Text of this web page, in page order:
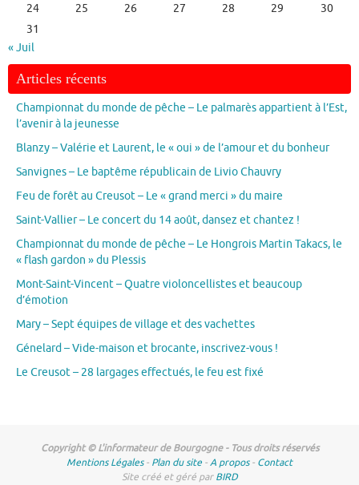
24
25 26 27 28 29
30
31
« Juil
Articles récents
Championnat du monde de pêche – Le palmarès appartient à l’Est,
l’avenir à la jeunesse
Blanzy – Valérie et Laurent, le « oui » de l’amour et du bonheur
Sanvignes – Le baptême républicain de Livio Chauvry
Feu de forêt au Creusot – Le « grand merci » du maire
Saint-Vallier – Le concert du 14 août, dansez et chantez !
Championnat du monde de pêche – Le Hongrois Martin Takacs, le
« flash gardon » du Plessis
Mont-Saint-Vincent – Quatre violoncellistes et beaucoup
d’émotion
Mary – Sept équipes de village et des vachettes
Génelard – Vide-maison et brocante, inscrivez-vous !
Le Creusot – 28 largages effectués, le feu est fixé
Copyright © L'informateur de Bourgogne - Tous droits réservés
Mentions Légales- Plan du site -A propos- Contact
Site créé et géré parBIRD